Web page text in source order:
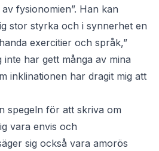
fysionomien”. Han kan
stor styrka och i synnerhet en
exercitier och språk,”
inte har gett många av mina
inklinationen har dragit mig att
spegeln för att skriva om
vara envis och
sig också vara amorös